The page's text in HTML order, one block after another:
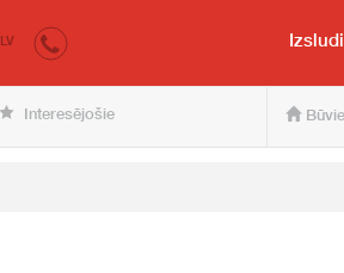
pircējam un
LV
Interesējošie